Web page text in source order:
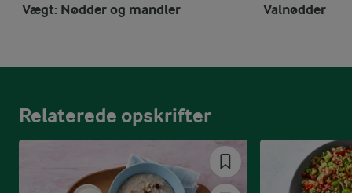
Vægt: Nødder og mandler Valnødder
Relaterede opskrifter